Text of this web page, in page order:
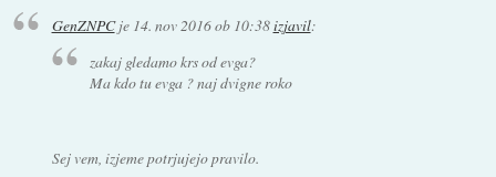
GenZNPCje 14. nov 2016 ob 10:38izjavil:
zakaj gledamo krs od evga?
Ma kdo tu evga ? naj dvigne roko
Sej vem, izjeme potrjujejo pravilo.